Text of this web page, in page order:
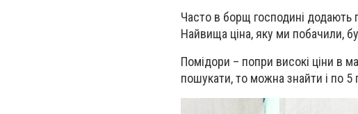
Часто в борщ господині додають
Найвища ціна, яку ми побачили,
Помідори – попри високі ціни в
пошукати, то можна знайти і по 5